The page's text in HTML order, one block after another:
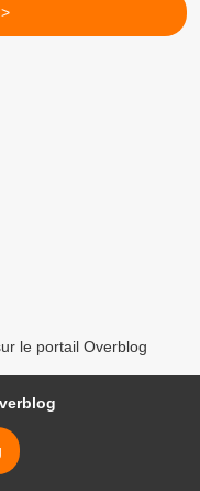
le portail Overblog